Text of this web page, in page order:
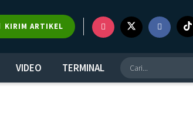
KIRIM ARTIKEL
VIDEO TERMINAL